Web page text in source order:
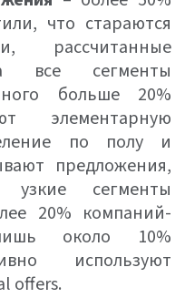
что стараются
рассчитанные
все сегменты
больше 20%
элементарную
по полу и
предложения,
узкие сегменты
20% компаний-
около 10%
используют
offers.